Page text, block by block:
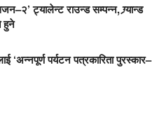
ट्यालेन्ट राउन्ड सम्पन्न, ग्र्यान्ड
हुने
‘अन्नपूर्ण पर्यटन पत्रकारिता पुरस्कार–